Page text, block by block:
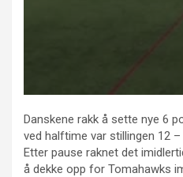
Danskene rakk å sette nye 6
ved halftime var stillingen 12
Etter pause raknet det
å dekke opp for Tomahawks